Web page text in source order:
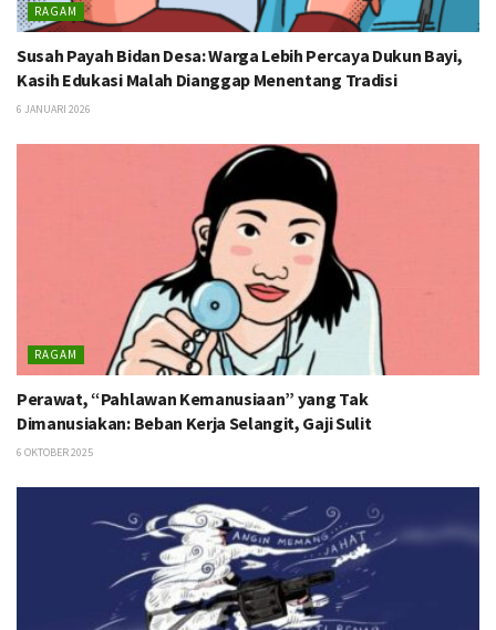
RAGAM
Susah Payah Bidan Desa: Warga Lebih Percaya Dukun Bayi,
Kasih Edukasi Malah Dianggap Menentang Tradisi
6 JANUARI 2026
RAGAM
Perawat, “Pahlawan Kemanusiaan” yang Tak
Dimanusiakan: Beban Kerja Selangit, Gaji Sulit
6 OKTOBER 2025